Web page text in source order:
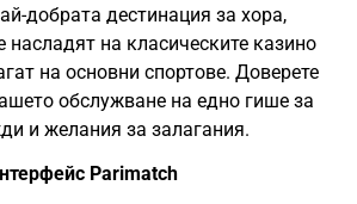
добрата дестинация за хора,
насладят на класическите казино
на основни спортове. Доверете
обслужване на едно гише за
и желания за залагания.
Parimatch